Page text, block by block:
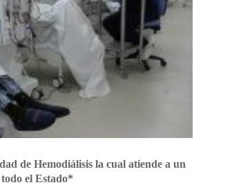
de Hemodiálisis la cual atiende a un
el Estado*